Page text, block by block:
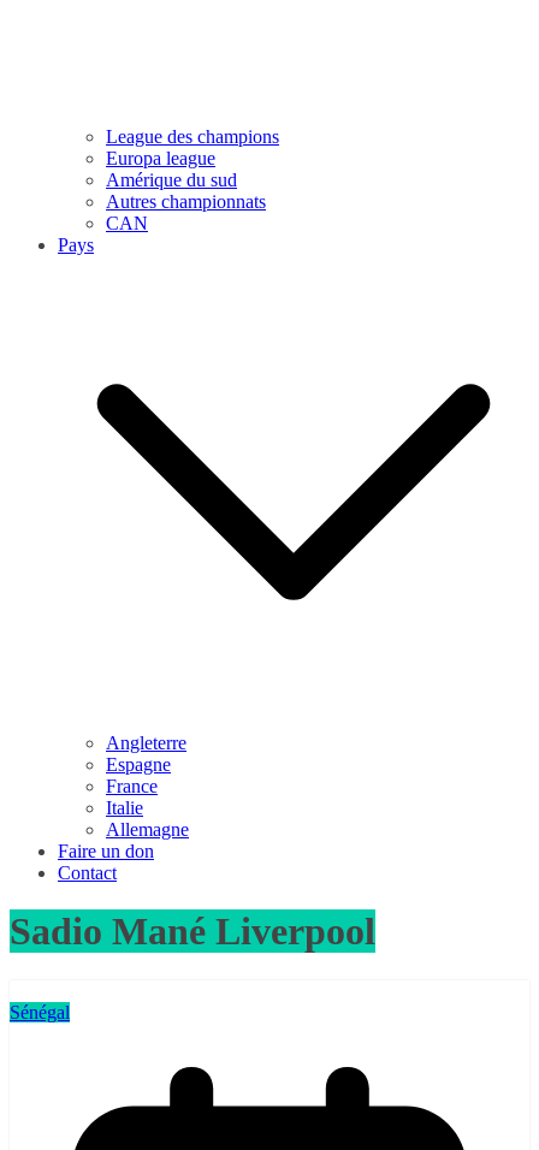
League des champions
Europa league
Amérique du sud
Autres championnats
CAN
Pays
Angleterre
Espagne
France
Italie
Allemagne
Faire un don
Contact
Sadio Mané Liverpool
Sénégal